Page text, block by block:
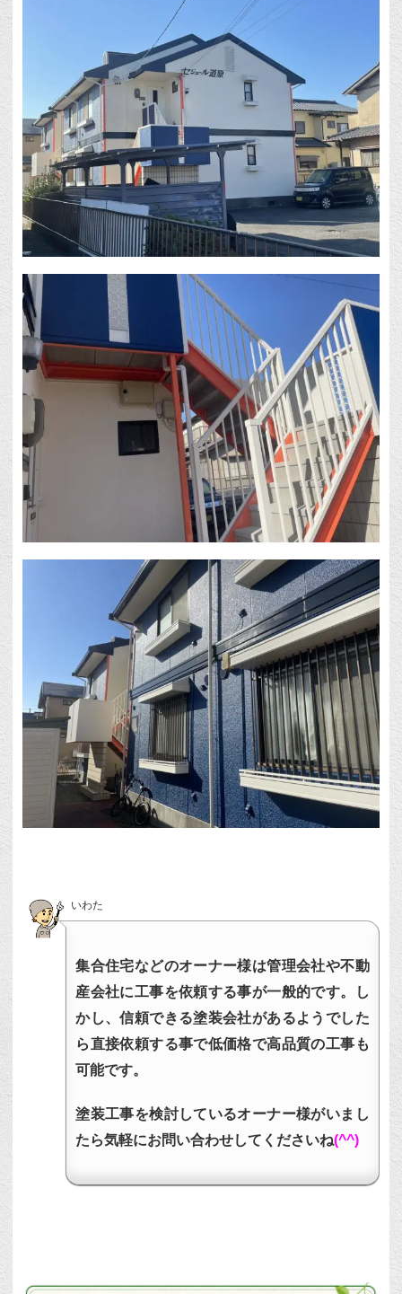
いわた
集合住宅などのオーナー様は管理会社や不動
産会社に工事を依頼する事が一般的です。し
かし、信頼できる塗装会社があるようでした
ら直接依頼する事で低価格で高品質の工事も
可能です。
塗装工事を検討しているオーナー様がいまし
たら気軽にお問い合わせしてくださいね(^^)